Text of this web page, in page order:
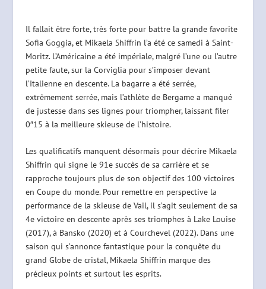
Il fallait être forte, très forte pour battre la grande favorite
Sofia Goggia, et Mikaela Shiffrin l’a été ce samedi à Saint-
Moritz. L’Américaine a été impériale, malgré l’une ou l’autre
petite faute, sur la Corviglia pour s’imposer devant
l’Italienne en descente. La bagarre a été serrée,
extrêmement serrée, mais l’athlète de Bergame a manqué
de justesse dans ses lignes pour triompher, laissant filer
0″15 à la meilleure skieuse de l’histoire.
Les qualificatifs manquent désormais pour décrire Mikaela
Shiffrin qui signe le 91e succès de sa carrière et se
rapproche toujours plus de son objectif des 100 victoires
en Coupe du monde. Pour remettre en perspective la
performance de la skieuse de Vail, il s’agit seulement de sa
4e victoire en descente après ses triomphes à Lake Louise
(2017), à Bansko (2020) et à Courchevel (2022). Dans une
saison qui s’annonce fantastique pour la conquête du
grand Globe de cristal, Mikaela Shiffrin marque des
précieux points et surtout les esprits.